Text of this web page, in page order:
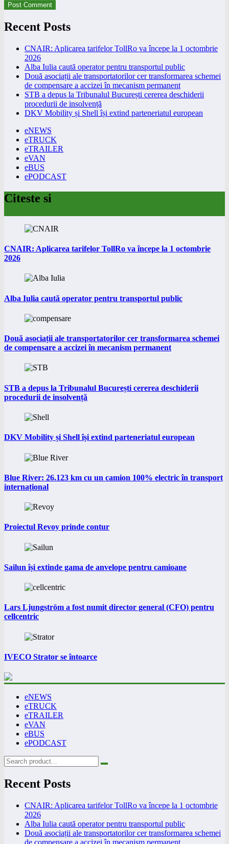
Recent Posts
CNAIR: Aplicarea tarifelor TollRo va începe la 1 octombrie
2026
Alba Iulia caută operator pentru transportul public
Două asociații ale transportatorilor cer transformarea schemei
de compensare a accizei în mecanism permanent
STB a depus la Tribunalul București cererea deschiderii
procedurii de insolvență
DKV Mobility și Shell își extind parteneriatul european
eNEWS
eTRUCK
eTRAILER
eVAN
eBUS
ePODCAST
Citeste si
CNAIR: Aplicarea tarifelor TollRo va începe la 1 octombrie
2026
Alba Iulia caută operator pentru transportul public
Două asociații ale transportatorilor cer transformarea schemei
de compensare a accizei în mecanism permanent
STB a depus la Tribunalul București cererea deschiderii
procedurii de insolvență
DKV Mobility și Shell își extind parteneriatul european
Blue River: 26.123 km cu un camion 100% electric în transport
internațional
Proiectul Revoy prinde contur
Sailun își extinde gama de anvelope pentru camioane
Lars Ljungström a fost numit director general (CFO) pentru
cellcentric
IVECO Strator se întoarce
eNEWS
eTRUCK
eTRAILER
eVAN
eBUS
ePODCAST
Recent Posts
CNAIR: Aplicarea tarifelor TollRo va începe la 1 octombrie
2026
Alba Iulia caută operator pentru transportul public
Două asociații ale transportatorilor cer transformarea schemei
de compensare a accizei în mecanism permanent